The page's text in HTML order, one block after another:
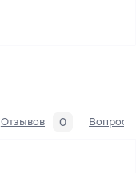
Отзывов 0 Вопросы